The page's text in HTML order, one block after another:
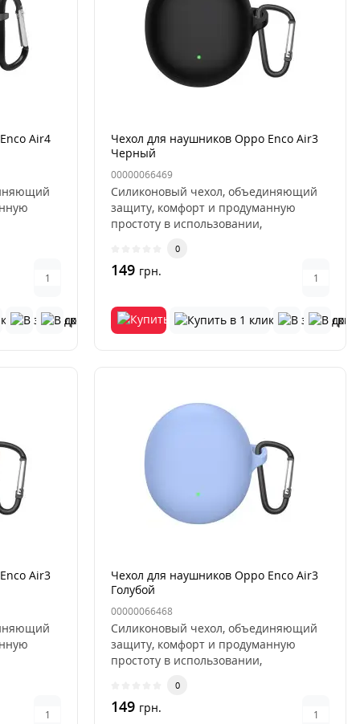
Air4
Чехол для наушников Oppo Enco Air3
Черный
00000066469
Силиконовый чехол, объединяющий
защиту, комфорт и продуманную
простоту в использовании,
0
149 грн.
Air3
Чехол для наушников Oppo Enco Air3
Голубой
00000066468
Силиконовый чехол, объединяющий
защиту, комфорт и продуманную
простоту в использовании,
0
149 грн.